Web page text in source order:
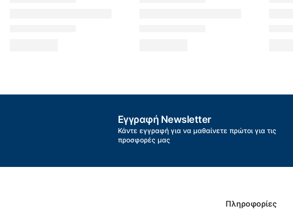
Εγγραφή Newsletter
Κάντε εγγραφή για να μαθαίνετε πρώτοι για τις
προσφορές μας
Πληροφορίες